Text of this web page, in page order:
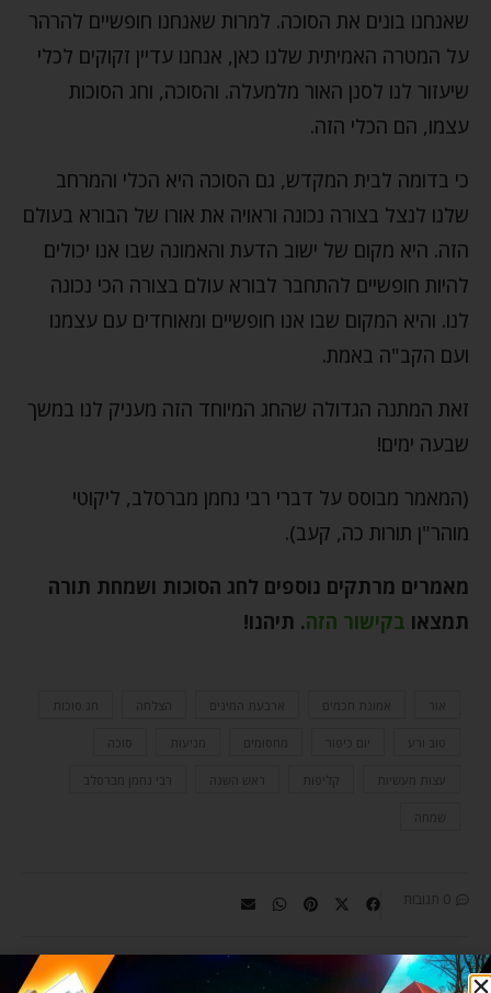
שאנחנו בונים את הסוכה. למרות שאנחנו חופשיים להרהר
על המטרה האמיתית שלנו כאן, אנחנו עדיין זקוקים לכלי
שיעזור לנו לסנן האור מלמעלה. והסוכה, וחג הסוכות
עצמו, הם הכלי הזה.
כי בדומה לבית המקדש, גם הסוכה היא הכלי והמרחב
שלנו לנצל בצורה נכונה וראויה את אורו של הבורא בעולם
הזה. היא מקום של ישוב הדעת והאמונה שבו אנו יכולים
להיות חופשיים להתחבר לבורא עולם בצורה הכי נכונה
לנו. והיא המקום שבו אנו חופשיים ומאוחדים עם עצמנו
ועם הקב"ה באמת.
זאת המתנה הגדולה שהחג המיוחד הזה מעניק לנו במשך
שבעה ימים!
(המאמר מבוסס על דברי רבי נחמן מברסלב, ליקוטי
מוהר"ן תורות כה, קעב).
מאמרים מרתקים נוספים לחג הסוכות ושמחת תורה
תמצאו בקישור הזה. תיהנו!
אמונת חכמים ארבעת המינים הצלחה חג סוכות
טוב ורע יום כיפור מחסומים מניעות סוכה
עצות מעשיות קליפות ראש השנה רבי נחמן מברסלב
שמחה
0 תגובות